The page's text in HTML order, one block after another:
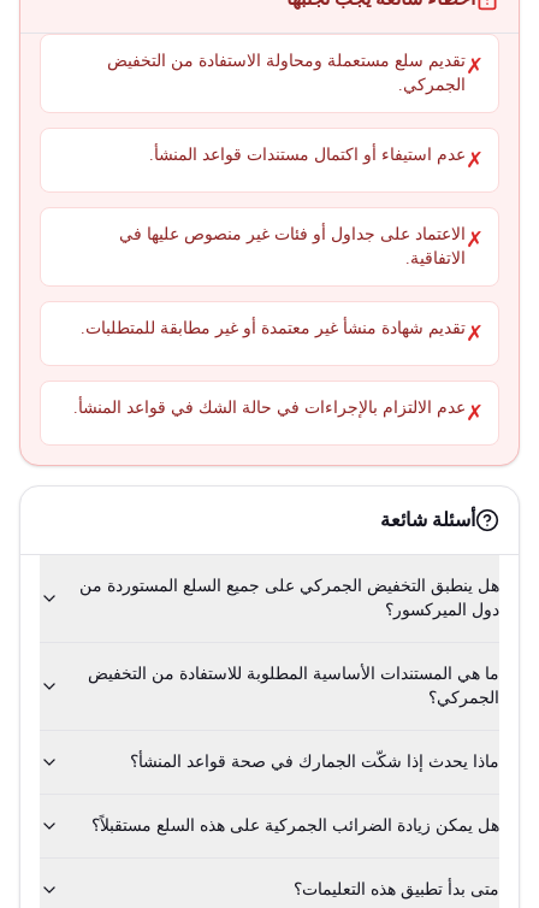
✗تقديم سلع مستعملة ومحاولة الاستفادة من التخفيض
الجمركي.
✗ عدم استيفاء أو اكتمال مستندات قواعد المنشأ.
✗ الاعتماد على جداول أو فئات غير منصوص عليها في
الاتفاقية.
✗تقديم شهادة منشأ غير معتمدة أو غير مطابقة للمتطلبات.
✗ عدم الالتزام بالإجراءات في حالة الشك في قواعد المنشأ.
أسئلة شائعة
هل ينطبق التخفيض الجمركي على جميع السلع المستوردة من
دول الميركسور؟
ما هي المستندات الأساسية المطلوبة للاستفادة من التخفيض
الجمركي؟
ماذا يحدث إذا شكّت الجمارك في صحة قواعد المنشأ؟
هل يمكن زيادة الضرائب الجمركية على هذه السلع مستقبلاً؟
متى بدأ تطبيق هذه التعليمات؟